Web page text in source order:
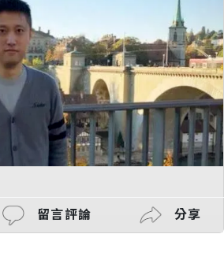
留言評論
分享